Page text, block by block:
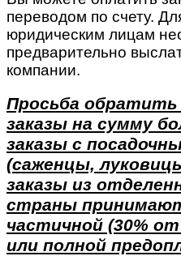
переводом по счету.
юридическим лицам
предварительно
компании.
Просьба
заказы на сумму
заказы с
(саженцы,
заказы из
страны
частичной (30%
или полной